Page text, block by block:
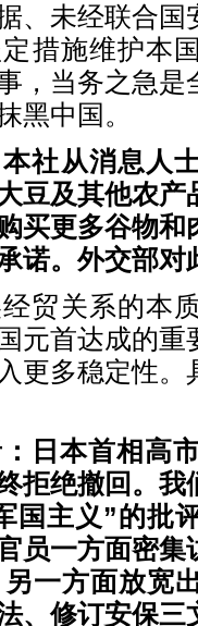
、未经联合国
措施维护本
，当务之急是
黑中国。
社从消息人
豆及其他农产
买更多谷物和
诺。外交部对
贸关系的本
元首达成的重
更多稳定性。
日本首相高
拒绝撤回。
国主义”的批
员一方面密集
一方面放宽
、修订安保三